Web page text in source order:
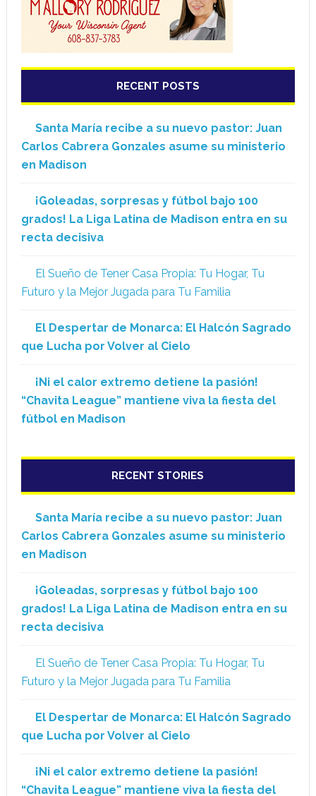
RECENT POSTS
Santa María recibe a su nuevo pastor: Juan
Carlos Cabrera Gonzales asume su ministerio
en Madison
¡Goleadas, sorpresas y fútbol bajo 100
grados! La Liga Latina de Madison entra en su
recta decisiva
El Sueño de Tener Casa Propia: Tu Hogar, Tu
Futuro y la Mejor Jugada para Tu Familia
El Despertar de Monarca: El Halcón Sagrado
que Lucha por Volver al Cielo
¡Ni el calor extremo detiene la pasión!
“Chavita League” mantiene viva la fiesta del
fútbol en Madison
RECENT STORIES
Santa María recibe a su nuevo pastor: Juan
Carlos Cabrera Gonzales asume su ministerio
en Madison
¡Goleadas, sorpresas y fútbol bajo 100
grados! La Liga Latina de Madison entra en su
recta decisiva
El Sueño de Tener Casa Propia: Tu Hogar, Tu
Futuro y la Mejor Jugada para Tu Familia
El Despertar de Monarca: El Halcón Sagrado
que Lucha por Volver al Cielo
¡Ni el calor extremo detiene la pasión!
“Chavita League” mantiene viva la fiesta del